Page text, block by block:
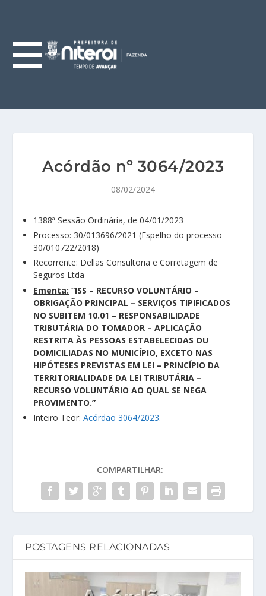
Acórdão nº 3064/2023
08/02/2024
1388ª Sessão Ordinária, de 04/01/2023
Processo: 30/013696/2021 (Espelho do processo
30/010722/2018)
Recorrente: Dellas Consultoria e Corretagem de
Seguros Ltda
Ementa: “ISS – RECURSO VOLUNTÁRIO –
OBRIGAÇÃO PRINCIPAL – SERVIÇOS TIPIFICADOS
NO SUBITEM 10.01 – RESPONSABILIDADE
TRIBUTÁRIA DO TOMADOR – APLICAÇÃO
RESTRITA ÀS PESSOAS ESTABELECIDAS OU
DOMICILIADAS NO MUNICÍPIO, EXCETO NAS
HIPÓTESES PREVISTAS EM LEI – PRINCÍPIO DA
TERRITORIALIDADE DA LEI TRIBUTÁRIA –
RECURSO VOLUNTÁRIO AO QUAL SE NEGA
PROVIMENTO.”
Inteiro Teor:Acórdão 3064/2023.
COMPARTILHAR:
POSTAGENS RELACIONADAS